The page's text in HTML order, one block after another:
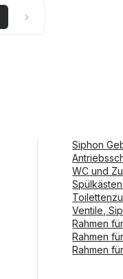
Siphon
WC und
Ventile,
Rahmen
Rahmen
Rahmen